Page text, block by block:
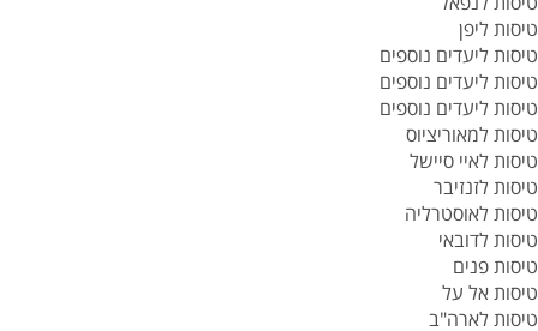
טיסות ליפן
טיסות ליעדים נוספים
טיסות ליעדים נוספים
טיסות ליעדים נוספים
טיסות למאוריציוס
טיסות לאיי סיישל
טיסות לזנזיבר
טיסות לאוסטרליה
טיסות לדובאי
טיסות פנים
טיסות אל על
טיסות לארה"ב